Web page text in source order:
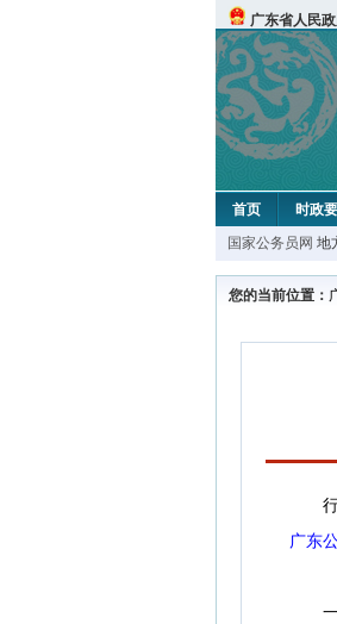
广东省人民
首页 时政
国家公务员网 地
您的当前位置：
行测
广东
一